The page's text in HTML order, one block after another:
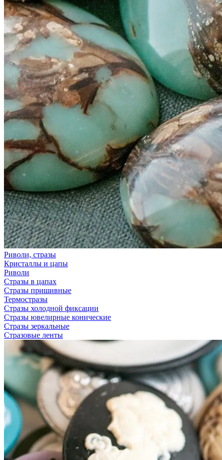
Риволи, стразы
Кристаллы и цапы
Риволи
Стразы в цапах
Стразы пришивные
Термостразы
Стразы холодной фиксации
Стразы ювелирные конические
Стразы зеркальные
Стразовые ленты